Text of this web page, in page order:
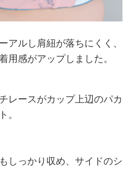
アルし肩紐が落ちにくく、
用感がアップしました。
レースがカップ上辺のパカ
。
しっかり収め、サイドのシ